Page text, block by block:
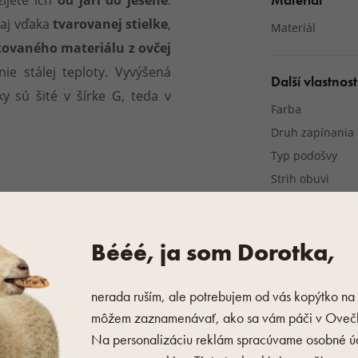
vďaka tvarovanej stielke,
materiálu z ovčej
stálej teploty. Vyvýšená
sú šité v šírke G, teda v
Materiál
Další
Farba
Druh zapínania
Typ podošvy
Strih obuvi
Bééé, ja som Dorotka,
nerada ruším, ale potrebujem od vás kopýtko
môžem zaznamenávať, ako sa vám páči v
Na personalizáciu reklám spracúvame osobné